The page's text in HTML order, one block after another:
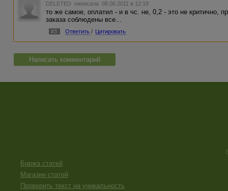
DELETED написала 08.06.2011 в 12:18
то же самое, оплатил - и в чс. не, 0,2 - это не критично,
заказа соблюдены все...
#3 Ответить / Цитировать
Написать комментарий
Биржа статей
Магазин статей
Проверить текст на уникальность